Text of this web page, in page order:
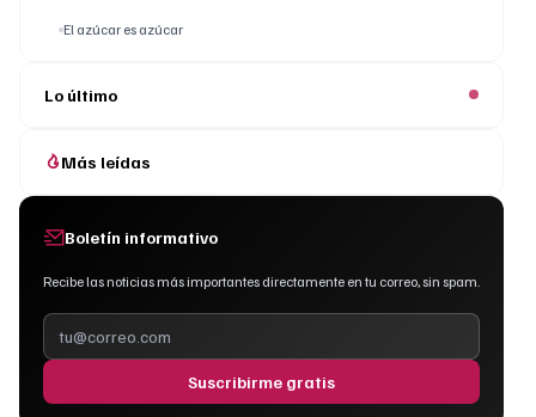
El azúcar es azúcar
Lo último
Más leídas
Boletín informativo
Recibe las noticias más importantes directamente en tu correo, sin spam.
Suscribirme gratis